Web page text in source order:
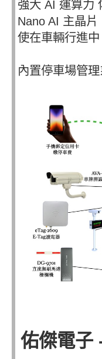
強大 AI 運算力
Nano AI 主晶
使在車輛行進
內置停車場管
佑傑電子